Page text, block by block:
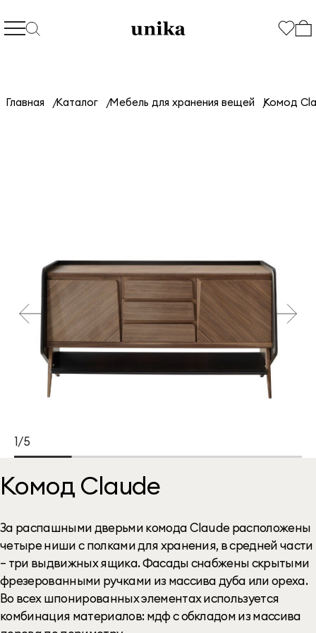
Главная Каталог Мебель для хранения вещей Комод
1/5
Комод Claude
За распашными дверьми комода Claude расположены
четыре ниши с полками для хранения, в средней части
– три выдвижных ящика. Фасады снабжены скрытыми
фрезерованными ручками из массива дуба или ореха.
Во всех шпонированных элементах используется
комбинация материалов: мдф с обкладом из массива